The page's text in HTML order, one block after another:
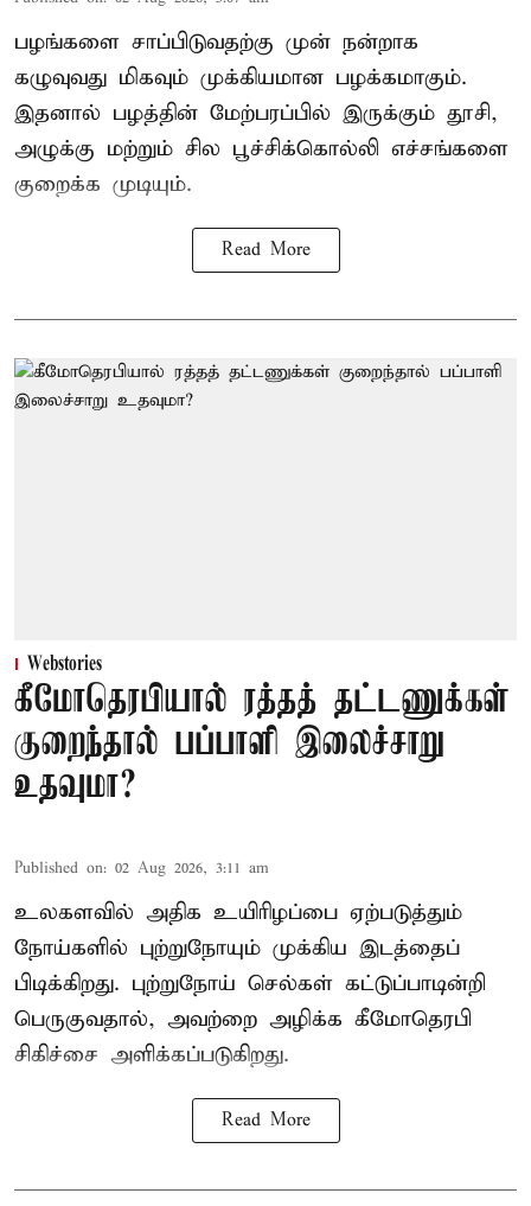
பழங்களை சாப்பிடுவதற்கு முன் நன்றாக
கழுவுவது மிகவும் முக்கியமான பழக்கமாகும்.
இதனால் பழத்தின் மேற்பரப்பில் இருக்கும் தூசி,
அழுக்கு மற்றும் சில பூச்சிக்கொல்லி எச்சங்களை
குறைக்க முடியும்.
Read More
Webstories
கீமோதெரபியால் ரத்தத் தட்டணுக்கள்
குறைந்தால் பப்பாளி இலைச்சாறு
உதவுமா?
Published on: 02 Aug 2026, 3:11 am
உலகளவில் அதிக உயிரிழப்பை ஏற்படுத்தும்
நோய்களில் புற்றுநோயும் முக்கிய இடத்தைப்
பிடிக்கிறது. புற்றுநோய் செல்கள் கட்டுப்பாடின்றி
பெருகுவதால், அவற்றை அழிக்க கீமோதெரபி
சிகிச்சை அளிக்கப்படுகிறது.
Read More